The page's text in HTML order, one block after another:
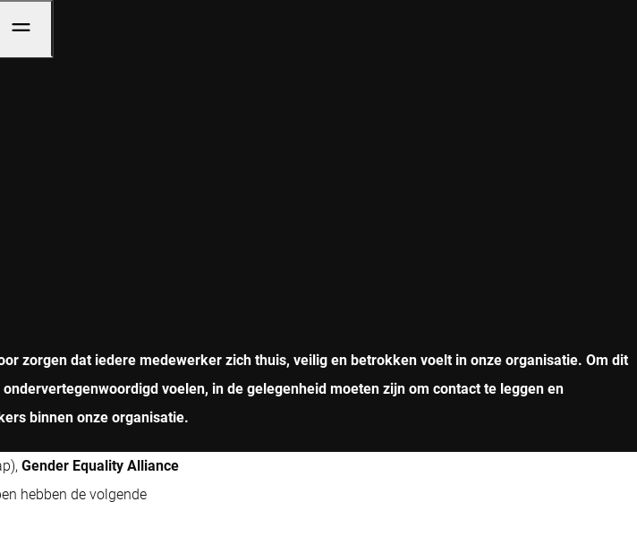
zorgen dat iedere medewerker zich thuis, veilig en betrokken voelt in onze organisatie. Om dit
voelen, in de gelegenheid moeten zijn om contact te leggen en
binnen onze organisatie.
Gender Equality Alliance
hebben de volgende